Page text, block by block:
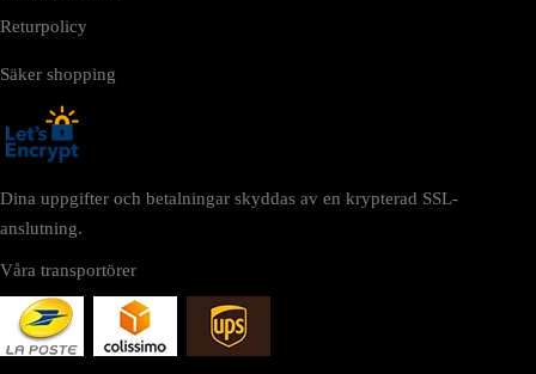
Returpolicy
Säker shopping
Dina uppgifter och betalningar skyddas av en krypterad SSL-
anslutning.
Våra transportörer